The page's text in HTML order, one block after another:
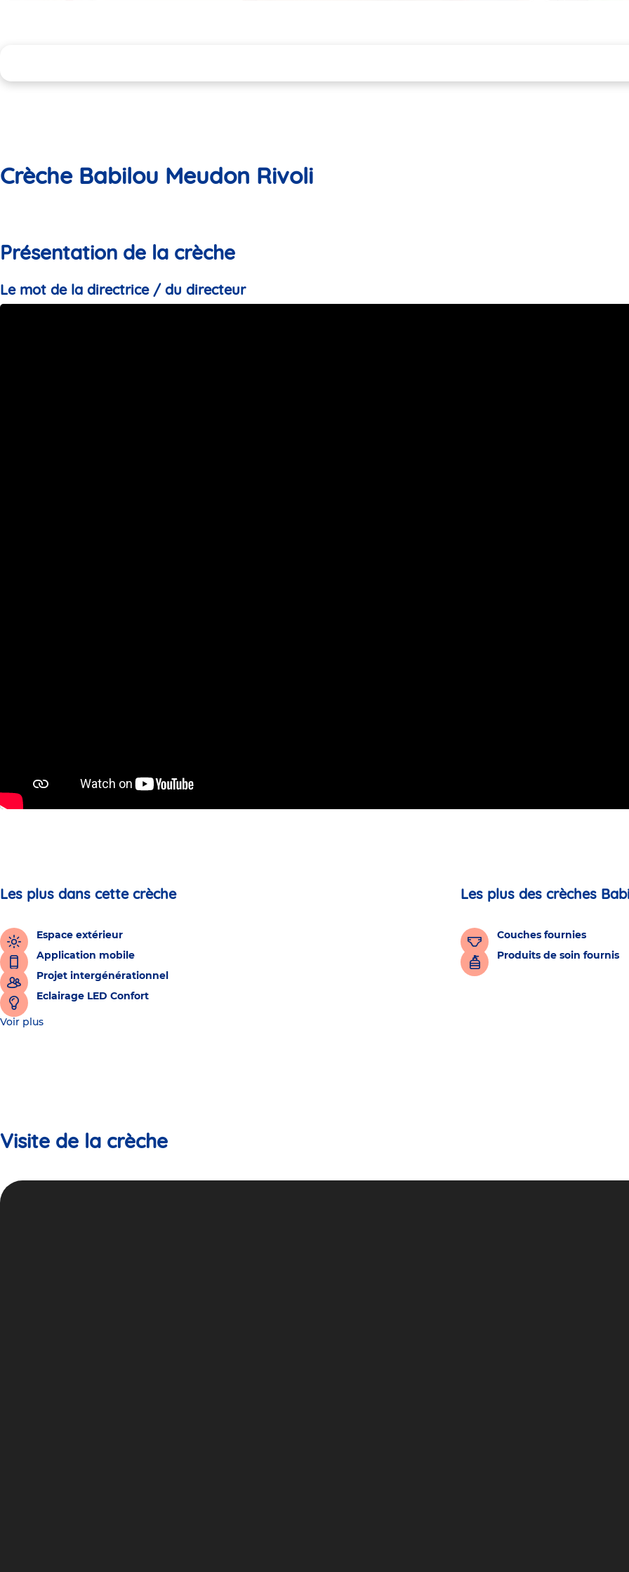
Crèche Babilou Meudon Rivoli
Présentation de la crèche
Le mot de la directrice / du directeur
Les plus dans cette crèche
Espace extérieur
Application mobile
Projet intergénérationnel
Eclairage LED Confort
Les plus des crèches
Couches fournies
Produits de soin fournis
Voir plus
Visite de la crèche